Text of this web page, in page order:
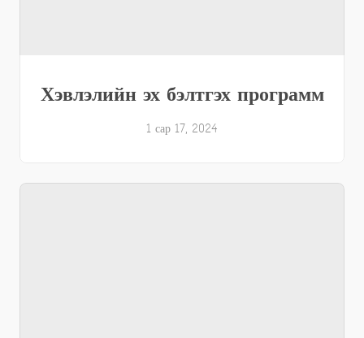
Хэвлэлийн эх бэлтгэх программ
1 сар 17, 2024